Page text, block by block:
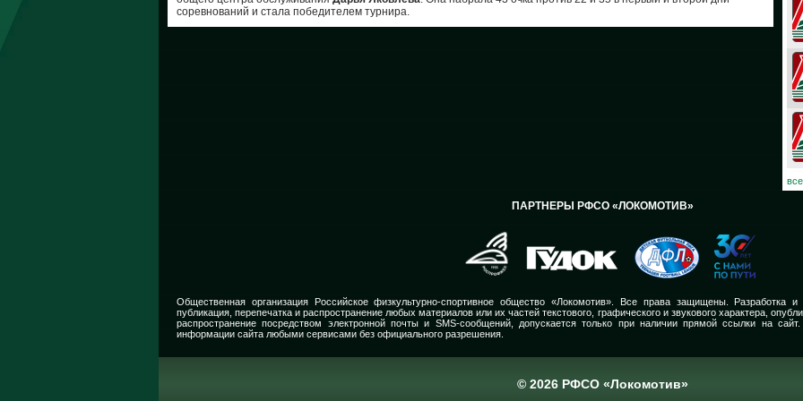
соревнований и стала победителем турнира.
29
ПАРТНЕРЫ РФСО «ЛОКОМОТИВ»
Общественная организация Российское физкультурно-спортивное общество «Локомотив». Все права защищены. Разработка
публикация, перепечатка и распространение любых материалов или их частей текстового, графического и звукового характера,
распространение посредством электронной почты и SMS-сообщений, допускается только при наличии прямой ссылки на
информации сайта любыми сервисами без официального разрешения.
© 2026 РФСО «Локомотив»